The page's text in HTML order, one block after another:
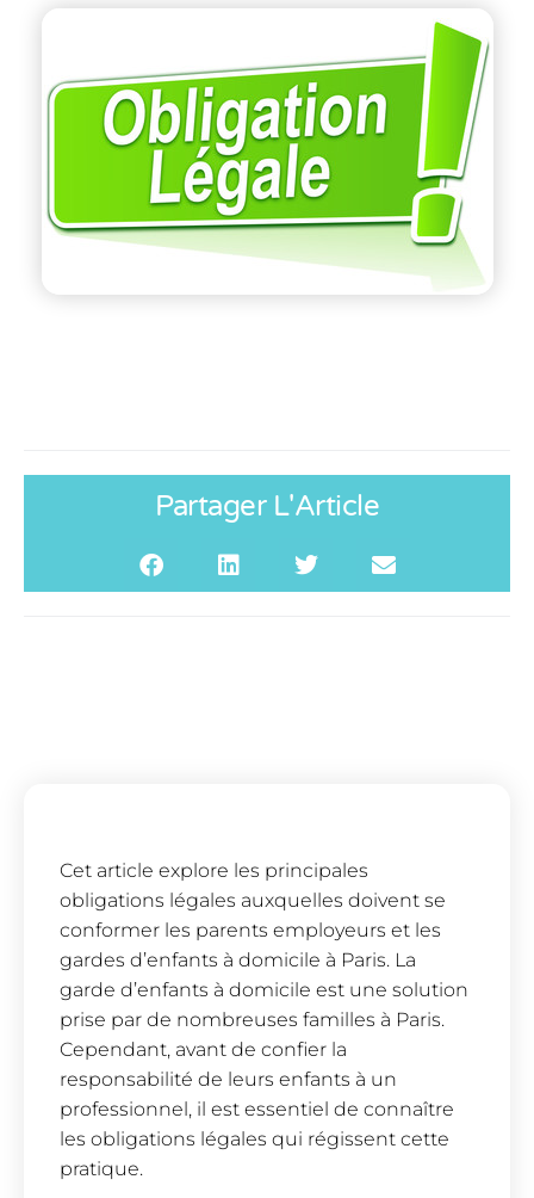
Partager L'Article
Cet article explore les principales
obligations légales auxquelles doivent se
conformer les parents employeurs et les
gardes d’enfants à domicile à Paris. La
garde d’enfants à domicile est une solution
prise par de nombreuses familles à Paris.
Cependant, avant de confier la
responsabilité de leurs enfants à un
professionnel, il est essentiel de connaître
les obligations légales qui régissent cette
pratique.